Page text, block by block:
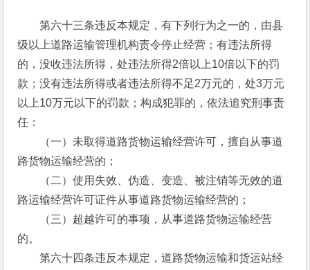
第六十三条违反本规定，有下列行为之一的，由县
级以上道路运输管理机构责令停止经营；有违法所得
的，没收违法所得，处违法所得2倍以上10倍以下的罚
款；没有违法所得或者违法所得不足2万元的，处3万元
以上10万元以下的罚款；构成犯罪的，依法追究刑事责
任：
（一）未取得道路货物运输经营许可，擅自从事道
路货物运输经营的；
（二）使用失效、伪造、变造、被注销等无效的道
路运输经营许可证件从事道路货物运输经营的；
（三）超越许可的事项，从事道路货物运输经营
的。
第六十四条违反本规定，道路货物运输和货运站经